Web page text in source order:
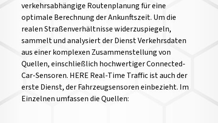
verkehrsabhängige Routenplanung für eine
optimale Berechnung der Ankunftszeit. Um die
realen Straßenverhältnisse widerzuspiegeln,
sammelt und analysiert der Dienst Verkehrsdaten
aus einer komplexen Zusammenstellung von
Quellen, einschließlich hochwertiger Connected-
Car-Sensoren. HERE Real-Time Traffic ist auch der
erste Dienst, der Fahrzeugsensoren einbezieht. Im
Einzelnen umfassen die Quellen: